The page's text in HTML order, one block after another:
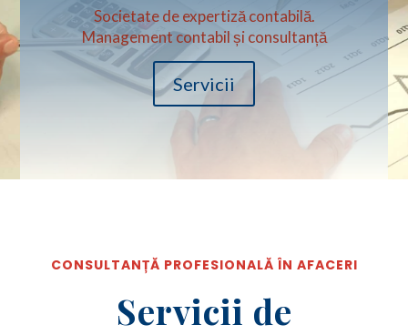
Societate de expertiză contabilă.
Management contabil și consultanță
Servicii
CONSULTANȚĂ PROFESIONALĂ ÎN AFACERI
Servicii de